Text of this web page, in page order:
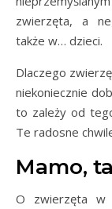
zwierzęta, a
także w… dzieci.
Dlaczego
niekoniecznie
to zależy od
Te radosne
Mamo,
O zwierzęta w